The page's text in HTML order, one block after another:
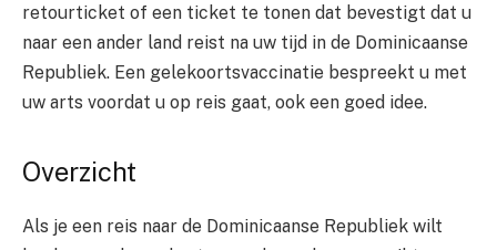
retourticket of een ticket te tonen dat bevestigt dat u
naar een ander land reist na uw tijd in de Dominicaanse
Republiek. Een gelekoortsvaccinatie bespreekt u met
uw arts voordat u op reis gaat, ook een goed idee.
Overzicht
Als je een reis naar de Dominicaanse Republiek wilt